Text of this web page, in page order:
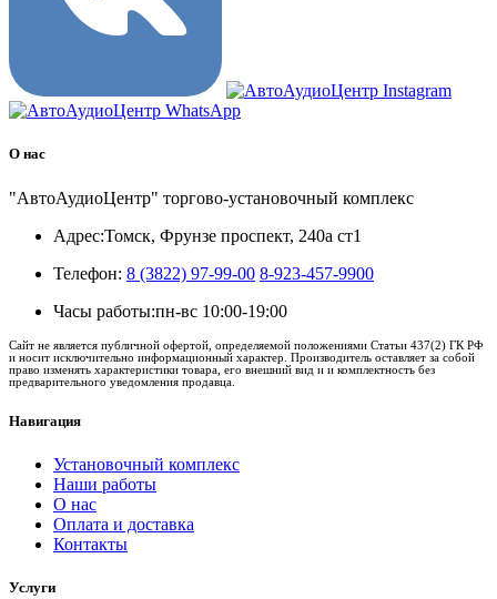
О нас
"АвтоАудиоЦентр" торгово-установочный комплекс
Адрес:Томск, Фрунзе проспект, 240а ст1
Телефон: 8 (3822) 97-99-00 8-923-457-9900
Часы работы:пн-вс 10:00-19:00
Сайт не является публичной офертой, определяемой положениями Статьи 437(2) ГК РФ
и носит исключительно информационный характер. Производитель оставляет за собой
право изменять характеристики товара, его внешний вид и и комплектность без
предварительного уведомления продавца.
Навигация
Установочный комплекс
Наши работы
О нас
Оплата и доставка
Контакты
Услуги